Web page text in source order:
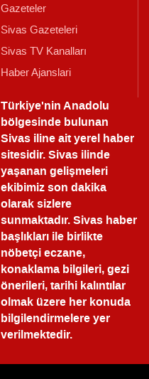
Gazeteler
Sivas Gazeteleri
Sivas TV Kanalları
Haber Ajanslari
Türkiye'nin Anadolu
bölgesinde bulunan
Sivas iline ait yerel haber
sitesidir. Sivas ilinde
yaşanan gelişmeleri
ekibimiz son dakika
olarak sizlere
sunmaktadır.Sivas haber
başlıkları ile birlikte
nöbetçi eczane,
konaklama bilgileri, gezi
önerileri, tarihi kalıntılar
olmak üzere her konuda
bilgilendirmelere yer
verilmektedir.